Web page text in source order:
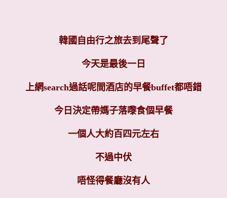
韓國自由行之旅去到尾聲了
今天是最後一日
上網search過話呢間酒店的早餐buffet都唔錯
今日決定帶媽子落嚟食個早餐
一個人大約百四元左右
不過中伏
唔怪得餐廳沒有人